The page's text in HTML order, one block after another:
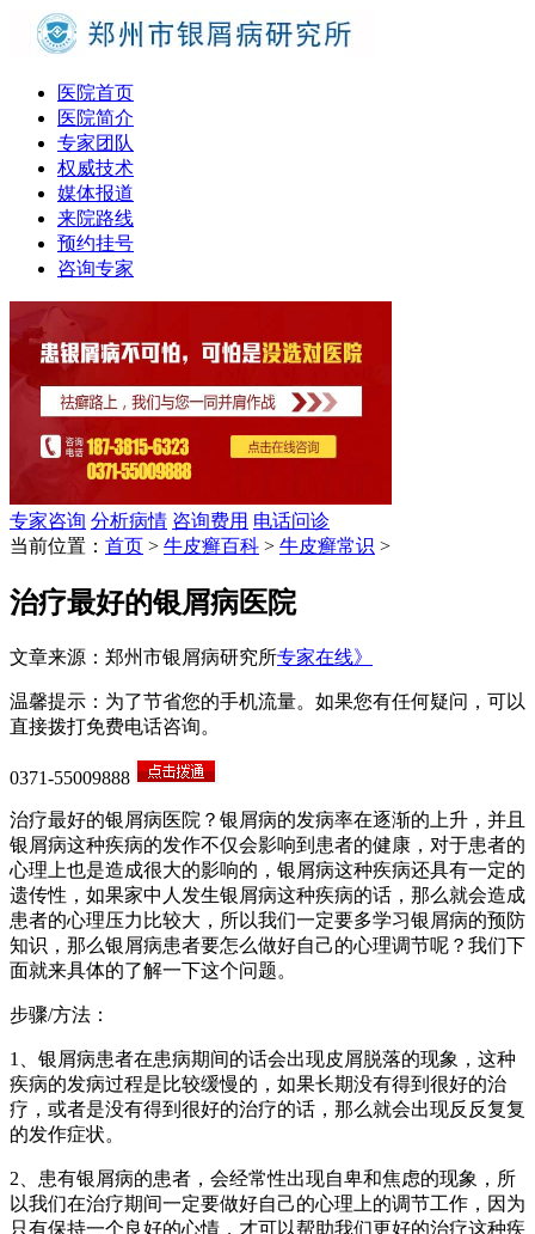
医院首页
医院简介
专家团队
权威技术
媒体报道
来院路线
预约挂号
咨询专家
专家咨询 分析病情 咨询费用 电话问诊
当前位置： 首页 > 牛皮癣百科 > 牛皮癣常识 >
治疗最好的银屑病医院
文章来源：郑州市银屑病研究所专家在线》
温馨提示：为了节省您的手机流量。如果您有任何疑问，可以
直接拨打免费电话咨询。
0371-55009888
治疗最好的银屑病医院？银屑病的发病率在逐渐的上升，并且
银屑病这种疾病的发作不仅会影响到患者的健康，对于患者的
心理上也是造成很大的影响的，银屑病这种疾病还具有一定的
遗传性，如果家中人发生银屑病这种疾病的话，那么就会造成
患者的心理压力比较大，所以我们一定要多学习银屑病的预防
知识，那么银屑病患者要怎么做好自己的心理调节呢？我们下
面就来具体的了解一下这个问题。
步骤/方法：
1、银屑病患者在患病期间的话会出现皮屑脱落的现象，这种
疾病的发病过程是比较缓慢的，如果长期没有得到很好的治
疗，或者是没有得到很好的治疗的话，那么就会出现反反复复
的发作症状。
2、患有银屑病的患者，会经常性出现自卑和焦虑的现象，所
以我们在治疗期间一定要做好自己的心理上的调节工作，因为
只有保持一个良好的心情，才可以帮助我们更好的治疗这种疾